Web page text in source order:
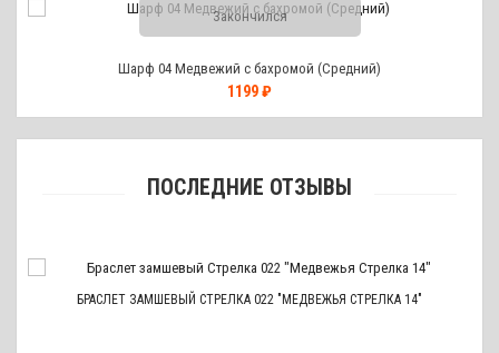
Закончился
Шарф 04 Медвежий с бахромой (Средний)
1199 ₽
ПОСЛЕДНИЕ ОТЗЫВЫ
БРАСЛЕТ ЗАМШЕВЫЙ СТРЕЛКА 022 "МЕДВЕЖЬЯ СТРЕЛКА 14"